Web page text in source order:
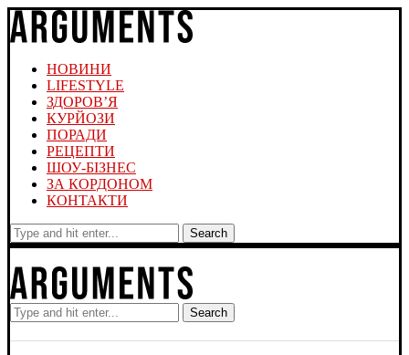
НОВИНИ
LIFESTYLE
ЗДОРОВ’Я
КУРЙОЗИ
ПОРАДИ
РЕЦЕПТИ
ШОУ-БІЗНЕС
ЗА КОРДОНОМ
КОНТАКТИ
Search
Search